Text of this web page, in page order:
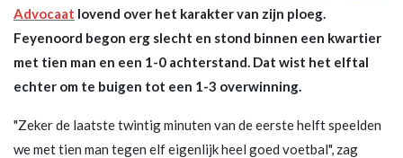
Advocaat lovend over het karakter van zijn ploeg.
Feyenoord begon erg slecht en stond binnen een kwartier
met tien man en een 1-0 achterstand. Dat wist het elftal
echter om te buigen tot een 1-3 overwinning.
"Zeker de laatste twintig minuten van de eerste helft speelden
we met tien man tegen elf eigenlijk heel goed voetbal", zag